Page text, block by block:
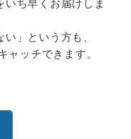
」という方も、
ッチできます。